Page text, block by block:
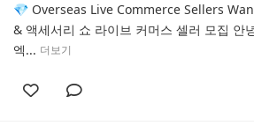
💎 Overseas Live Commerce Sellers
& 액세서리 쇼 라이브 커머스 셀러 모집 안
엑... 더보기